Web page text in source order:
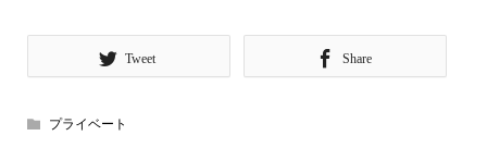
Tweet Share
プライベート